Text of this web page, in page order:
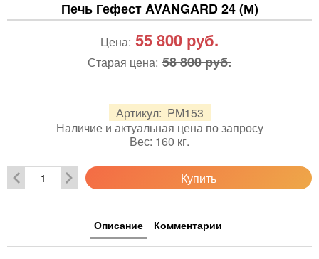
Печь Гефест AVANGARD 24 (М)
Артикул: PM153
Наличие и актуальная цена по запросу
Вес: 160 кг.
Цена: 55 800 руб.
Старая цена: 58 800 руб.
Купить
Описание Комментарии